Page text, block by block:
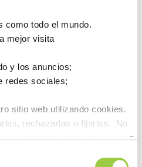
como todo el mundo.
mejor visita
y los anuncios;
redes sociales;
sitio web utilizando cookies.
rechazarlas o fijarlas. No
cambiar tus opciones en
42,55
Completa Interno